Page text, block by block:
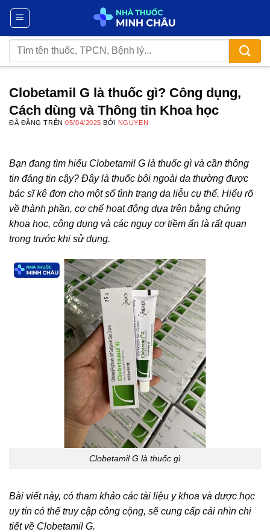
Chuyển
nội
dung
Tìm
kiếm:
Clobetamil G là thuốc gì? Công dụng,
Cách dùng và Thông tin Khoa học
ĐÃ ĐĂNG TRÊN05/04/2025 BỞI NGUYEN
Bạn đang tìm hiểu Clobetamil G là thuốc gì và cần thông
tin đáng tin cậy? Đây là thuốc bôi ngoài da thường được
bác sĩ kê đơn cho một số tình trạng da liễu cụ thể. Hiểu rõ
về thành phần, cơ chế hoạt động dựa trên bằng chứng
khoa học, công dụng và các nguy cơ tiềm ẩn là rất quan
trọng trước khi sử dụng.
Clobetamil G là thuốc gì
Bài viết này, có tham khảo các tài liệu y khoa và dược học
uy tín có thể truy cập công cộng, sẽ cung cấp cái nhìn chi
tiết về Clobetamil G.